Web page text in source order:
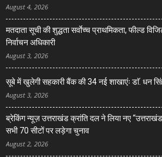
August 4, 2026
मतदाता सूची की शुद्धता सर्वाेच्च प्राथमिकता, फील्ड
निर्वाचन अधिकारी
August 3, 2026
सूबे में खुलेगी सहकारी बैंक की 34 नई शाखाएंः डाॅ. धन
August 3, 2026
ब्रेकिंग न्यूज़ उत्तराखंड क्रांति दल ने लिया नए
सभी 70 सीटों पर लड़ेगा चुनाव
August 2, 2026